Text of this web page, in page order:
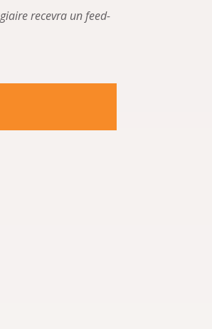
recevra un feed-